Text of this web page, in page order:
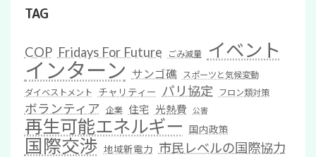
TAG
COP Fridays For Future ごみ減量 イベント
インターン サンゴ礁
スポーツと気候変動
ダイベストメント
チャリティー パリ協定 フロン類対策
ボランティア 企業 住宅 光熱費 公害
再生可能エネルギー 国内政策
国際交渉 地域新電力 市民レベルの国際協力